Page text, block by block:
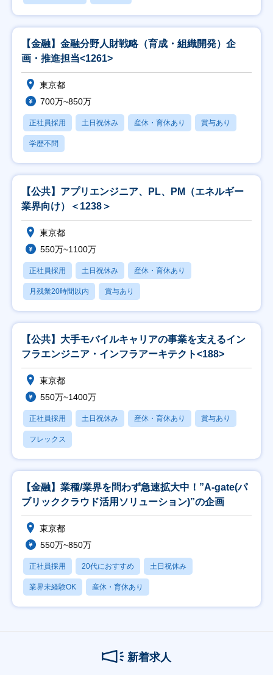
【金融】金融分野人財戦略（育成・組織開発）企
画・推進担当<1261>
東京都
700万~850万
正社員採用 土日祝休み 産休・育休あり 賞与あり
学歴不問
【公共】アプリエンジニア、PL、PM（エネルギー
業界向け）＜1238＞
東京都
550万~1100万
正社員採用 土日祝休み 産休・育休あり
月残業20時間以内 賞与あり
【公共】大手モバイルキャリアの事業を支えるイン
フラエンジニア・インフラアーキテクト<188>
東京都
550万~1400万
正社員採用 土日祝休み 産休・育休あり 賞与あり
フレックス
【金融】業種/業界を問わず急速拡大中！”A-gate(パ
ブリッククラウド活用ソリューション)”の企画
東京都
550万~850万
正社員採用 20代におすすめ 土日祝休み
業界未経験OK 産休・育休あり
新着求人